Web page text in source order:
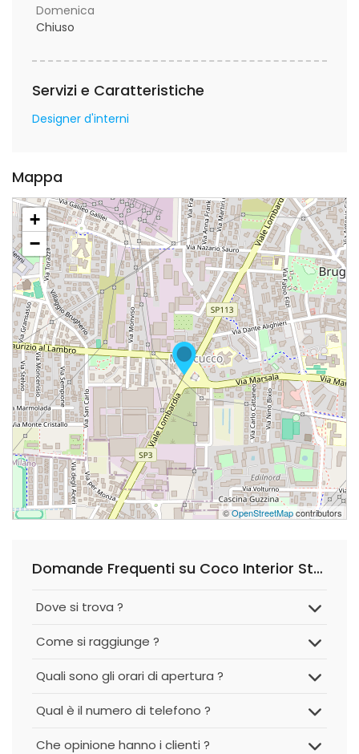
Domenica
Chiuso
Servizi e Caratteristiche
Designer d'interni
Mappa
+
−
©OpenStreetMapcontributors
Domande Frequenti su Coco Interior Studio
Dove si trova ?
Come si raggiunge ?
Quali sono gli orari di apertura ?
Qual è il numero di telefono ?
Che opinione hanno i clienti ?